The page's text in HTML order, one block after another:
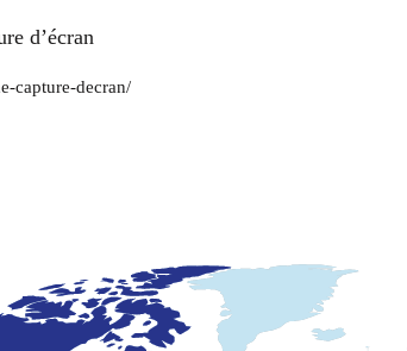
d’écran
capture-decran/